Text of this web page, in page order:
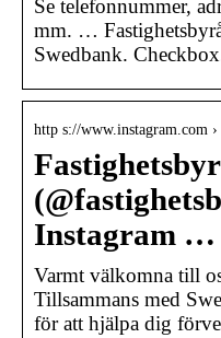
Se telefonnummer,
mm. …
Swedbank.
http s://www.instagram.com
Instagram …
Varmt välkomna till
Tillsammans med
för att hjälpa dig